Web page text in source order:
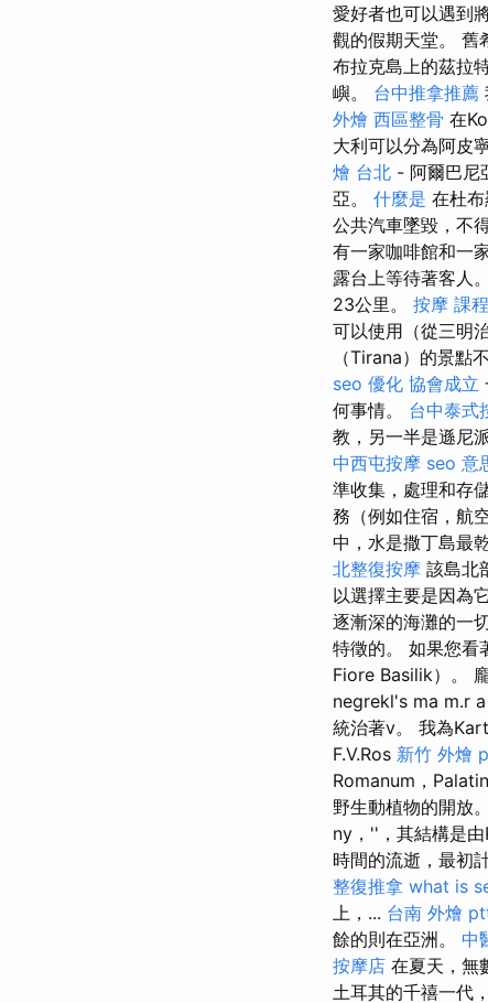
愛好者也可以遇到
觀的假期天堂。 舊
布拉克島上的茲拉
嶼。 台中推拿推薦
外燴 西區整骨 在
大利可以分為阿皮
燴 台北 - 阿爾巴尼
亞。 什麼是 在杜
公共汽車墜毀，不
有一家咖啡館和一
露台上等待著客人。
23公里。 按摩 課程
可以使用（從三明
（Tirana）的景點
seo 優化 協會成立
何事情。 台中泰式
教，另一半是遜尼
中西屯按摩 seo 意
準收集，處理和存
務（例如住宿，航
中，水是撒丁島最
北整復按摩 該島北
以選擇主要是因為
逐漸深的海灘的一
特徵的。 如果您看
Fiore Basilik）。
negrekl's ma m.r
統治著v。 我為
F.V.Ros 新竹 外燴
Romanum，
野生動植物的開放。
ny，''，其結構是
時間的流逝，最初
整復推拿 what is
上，... 台南 外燴
餘的則在亞洲。 中
按摩店 在夏天，無
土耳其的千禧一代